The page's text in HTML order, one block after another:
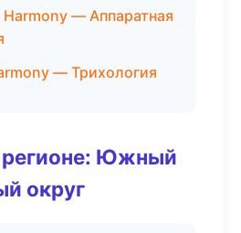
— Аппаратная
— Трихология
регионе: Южный
округ